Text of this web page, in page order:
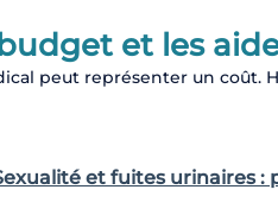
et les
peut représenter un coût.
et fuites urinaires :